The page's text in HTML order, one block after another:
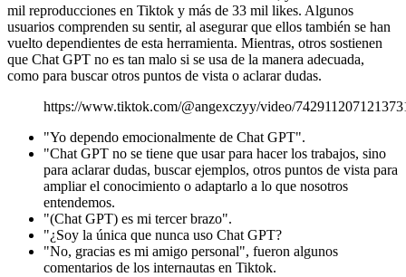
mil reproducciones en Tiktok y más de 33 mil likes. Algunos
usuarios comprenden su sentir, al asegurar que ellos también se han
vuelto dependientes de esta herramienta. Mientras, otros sostienen
que Chat GPT no es tan malo si se usa de la manera adecuada,
como para buscar otros puntos de vista o aclarar dudas.
https://www.tiktok.com/@angexczyy/video/
"Yo dependo emocionalmente de Chat GPT".
"Chat GPT no se tiene que usar para hacer los trabajos, sino
para aclarar dudas, buscar ejemplos, otros puntos de vista para
ampliar el conocimiento o adaptarlo a lo que nosotros
entendemos.
"(Chat GPT) es mi tercer brazo".
"¿Soy la única que nunca uso Chat GPT?
"No, gracias es mi amigo personal", fueron algunos
comentarios de los internautas en Tiktok.